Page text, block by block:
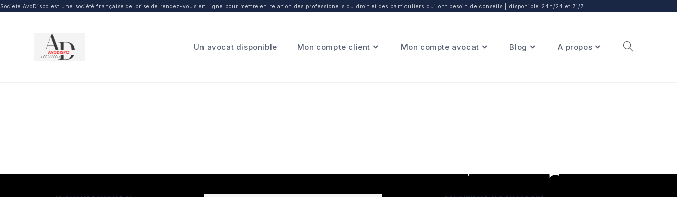
Societe AvoDispo est une société française de prise de rendez-vous en ligne pour mettre en relation des professionels du droit et des particuliers qui ont besoin de conseils | disponible 24h/24 et 7j/7
Un avocat disponible Mon compte client Mon compte avocat Blog A propos